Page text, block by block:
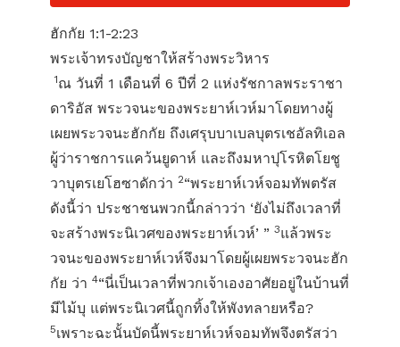
ฮักกัย 1:1-2:23
พระเจ้าทรงบัญชาให้สร้างพระวิหาร
1ณ วันที่ 1 เดือนที่ 6 ปีที่ 2 แห่งรัชกาลพระราชา
ดาริอัส พระวจนะของพระยาห์เวห์มาโดยทางผู้
เผยพระวจนะฮักกัย ถึงเศรุบบาเบลบุตรเชอัลทิเอล
ผู้ว่าราชการแคว้นยูดาห์ และถึงมหาปุโรหิตโยชู
วาบุตรเยโฮซาดักว่า 2“พระยาห์เวห์จอมทัพตรัส
ดังนี้ว่า ประชาชนพวกนี้กล่าวว่า ‘ยังไม่ถึงเวลาที่
จะสร้างพระนิเวศของพระยาห์เวห์’ ” 3แล้วพระ
วจนะของพระยาห์เวห์จึงมาโดยผู้เผยพระวจนะฮัก
กัย ว่า 4“นี่เป็นเวลาที่พวกเจ้าเองอาศัยอยู่ในบ้านที่
มีไม้บุ แต่พระนิเวศนี้ถูกทิ้งให้พังทลายหรือ?
5เพราะฉะนั้นบัดนี้พระยาห์เวห์จอมทัพจึงตรัสว่า